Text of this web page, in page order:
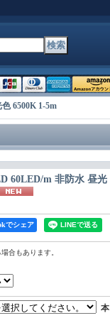
6500K 1-5m
60LED/m 非防水 昼光
でシェア
合もあります。
本